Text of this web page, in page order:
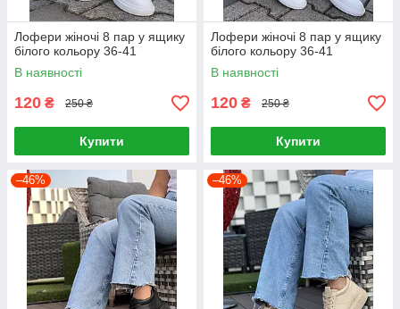
Лофери жіночі 8 пар у ящику
білого кольору 36-41
В наявності
120 ₴ 250 ₴
Купити
Лофери жіночі 8 пар у ящику
білого кольору 36-41
В наявності
120 ₴ 250 ₴
Купити
–46% –46%